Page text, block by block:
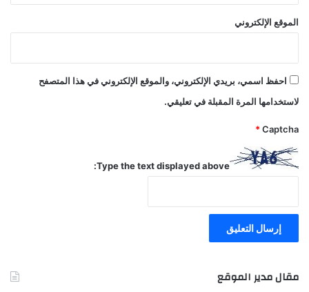
الموقع الإلكتروني
احفظ اسمي، بريدي الإلكتروني، والموقع الإلكتروني في هذا المتصفح
لاستخدامها المرة المقبلة في تعليقي.
Captcha
*
Type the text displayed above:
مقال مدير الموقع